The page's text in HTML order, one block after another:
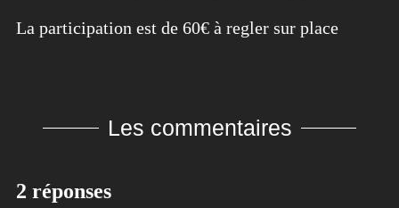
La participation est de 60€ à regler sur place
Les commentaires
2 réponses